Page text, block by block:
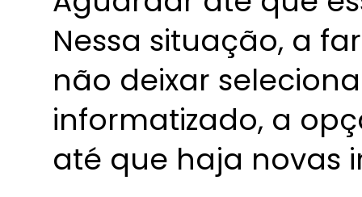
Nessa situação, a
não deixar
informatizado, a
até que haja novas